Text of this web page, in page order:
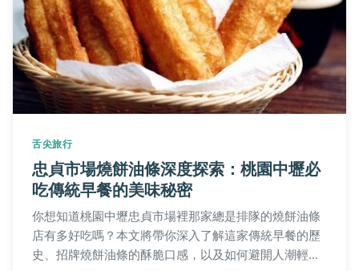
舌尖旅行
忠貞市場燒餅油條深度探索：桃園中壢必
吃傳統早餐的美味秘密
你想知道桃園中壢忠貞市場裡那家總是排隊的燒餅油條
店有多好吃嗎？本文將帶你深入了解這家傳統早餐的歷
史、招牌燒餅油條的酥脆口感，以及如何避開人潮輕鬆